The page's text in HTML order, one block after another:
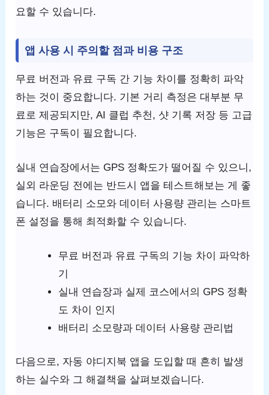
요할 수 있습니다.
앱 사용 시 주의할 점과 비용 구조
무료 버전과 유료 구독 간 기능 차이를 정확히 파악
하는 것이 중요합니다. 기본 거리 측정은 대부분 무
료로 제공되지만, AI 클럽 추천, 샷 기록 저장 등 고급
기능은 구독이 필요합니다.
실내 연습장에서는 GPS 정확도가 떨어질 수 있으니,
실외 라운딩 전에는 반드시 앱을 테스트해보는 게 좋
습니다. 배터리 소모와 데이터 사용량 관리는 스마트
폰 설정을 통해 최적화할 수 있습니다.
무료 버전과 유료 구독의 기능 차이 파악하
기
실내 연습장과 실제 코스에서의 GPS 정확
도 차이 인지
배터리 소모량과 데이터 사용량 관리법
다음으로, 자동 야디지북 앱을 도입할 때 흔히 발생
하는 실수와 그 해결책을 살펴보겠습니다.